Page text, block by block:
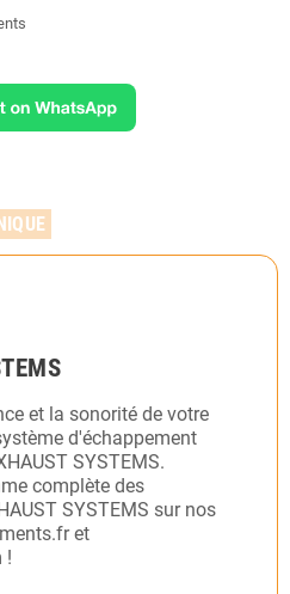
et la sonorité de votre
d'échappement
SYSTEMS.
complète des
SYSTEMS sur nos
et
!